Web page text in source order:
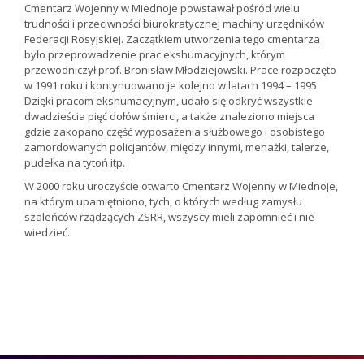
Cmentarz Wojenny w Miednoje powstawał pośród wielu
trudności i przeciwności biurokratycznej machiny urzędników
Federacji Rosyjskiej. Zaczątkiem utworzenia tego cmentarza
było przeprowadzenie prac ekshumacyjnych, którym
przewodniczył prof. Bronisław Młodziejowski. Prace rozpoczęto
w 1991 roku i kontynuowano je kolejno w latach 1994 – 1995.
Dzięki pracom ekshumacyjnym, udało się odkryć wszystkie
dwadzieścia pięć dołów śmierci, a także znaleziono miejsca
gdzie zakopano część wyposażenia służbowego i osobistego
zamordowanych policjantów, między innymi, menażki, talerze,
pudełka na tytoń itp.
W 2000 roku uroczyście otwarto Cmentarz Wojenny w Miednoje,
na którym upamiętniono, tych, o których według zamysłu
szaleńców rządzących ZSRR, wszyscy mieli zapomnieć i nie
wiedzieć.